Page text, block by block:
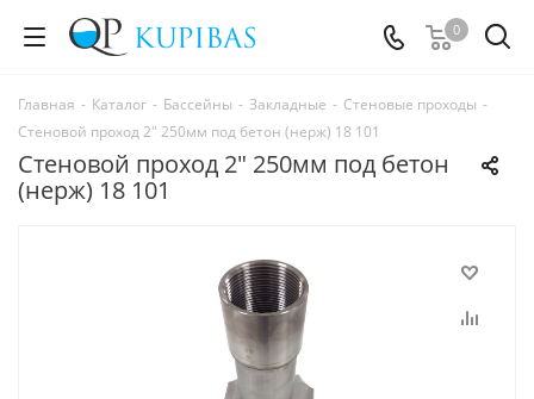
0
Главная - Каталог - Бассейны - Закладные - Стеновые проходы -
Стеновой проход 2" 250мм под бетон (нерж) 18 101
Стеновой проход 2" 250мм под бетон
(нерж) 18 101